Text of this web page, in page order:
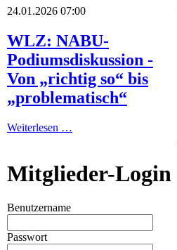
24.01.2026 07:00
WLZ: NABU-
Podiumsdiskussion -
Von „richtig so“ bis
„problematisch“
Weiterlesen …
Mitglieder-Login
Benutzername
Passwort